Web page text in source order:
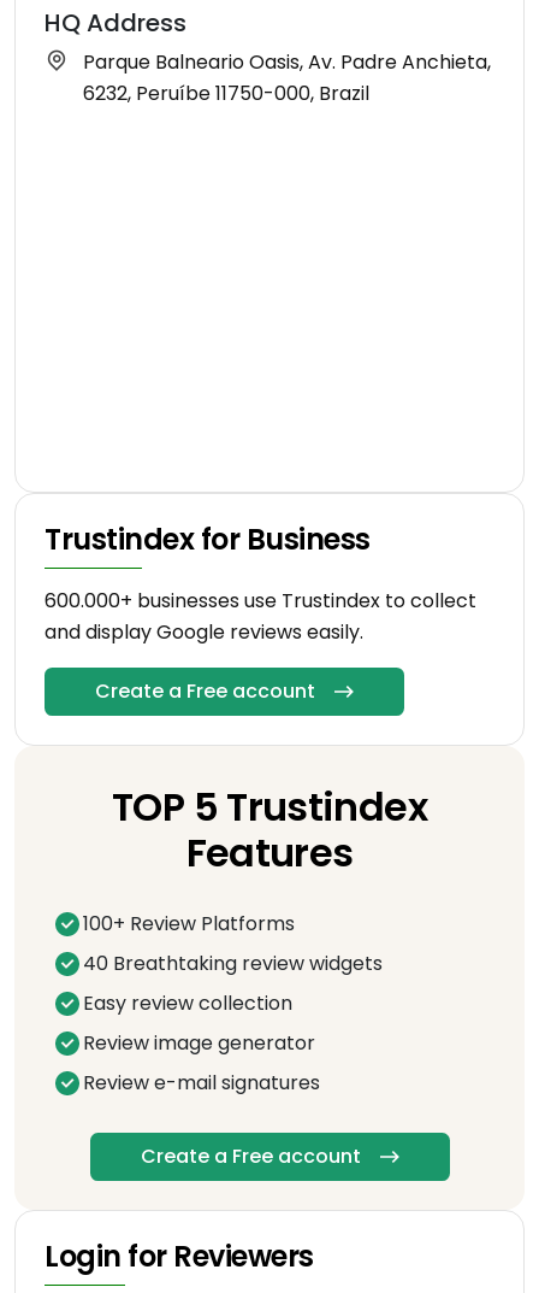
HQ Address
Parque Balneario Oasis, Av. Padre Anchieta,
6232, Peruíbe 11750-000, Brazil
Trustindex for Business
600.000+ businesses use Trustindex to collect
and display Google reviews easily.
Create a Free account
TOP 5 Trustindex
Features
100+ Review Platforms
40 Breathtaking review widgets
Easy review collection
Review image generator
Review e-mail signatures
Create a Free account
Login for Reviewers